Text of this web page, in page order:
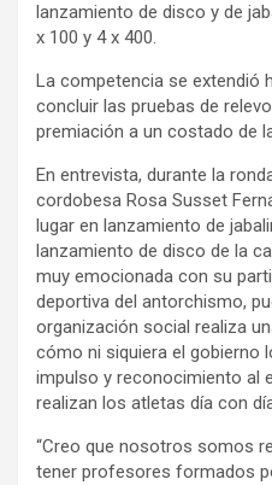
lanzamiento de disco y de
x 100 y 4 x 400.
La competencia se extendió
concluir las pruebas de
premiación a un costado de
En entrevista, durante la
cordobesa Rosa Susset
lugar en lanzamiento de
lanzamiento de disco de la
muy emocionada con su
deportiva del antorchismo,
organización social realiza
cómo ni siquiera el gobierno
impulso y reconocimiento al
realizan los atletas día con
“Creo que nosotros somos
tener profesores formados